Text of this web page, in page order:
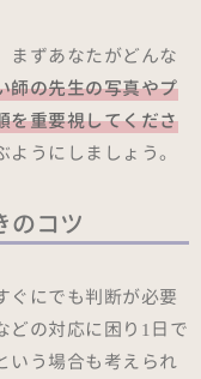
まずあなたがどんな
師の先生の写真やプ
を重要視してくださ
うにしましょう。
のコツ
ぐにでも判断が必要
どの対応に困り1日で
いう場合も考えられ